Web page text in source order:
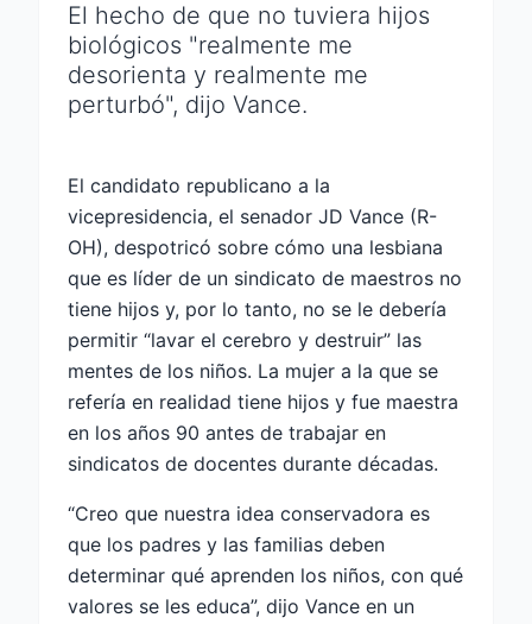
El hecho de que no tuviera hijos
biológicos "realmente me
desorienta y realmente me
perturbó", dijo Vance.
El candidato republicano a la
vicepresidencia, el senador JD Vance (R-
OH), despotricó sobre cómo una lesbiana
que es líder de un sindicato de maestros no
tiene hijos y, por lo tanto, no se le debería
permitir “lavar el cerebro y destruir” las
mentes de los niños. La mujer a la que se
refería en realidad tiene hijos y fue maestra
en los años 90 antes de trabajar en
sindicatos de docentes durante décadas.
“Creo que nuestra idea conservadora es
que los padres y las familias deben
determinar qué aprenden los niños, con qué
valores se les educa”, dijo Vance en un